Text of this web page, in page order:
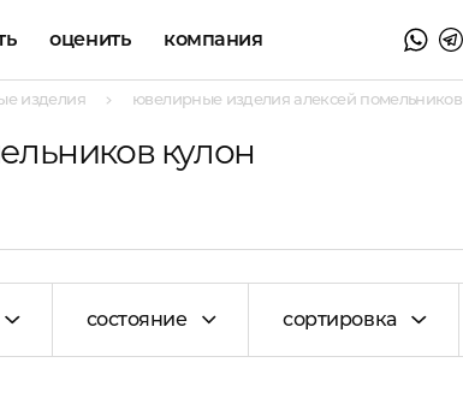
оценить компания
изделия ювелирные изделия алексей помельников
кулон
состояние сортировка